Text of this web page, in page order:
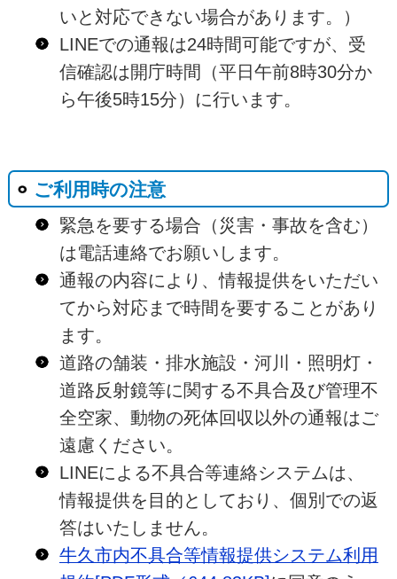
いと対応できない場合があります。）
LINEでの通報は24時間可能ですが、受
信確認は開庁時間（平日午前8時30分か
ら午後5時15分）に行います。
ご利用時の注意
緊急を要する場合（災害・事故を含む）
は電話連絡でお願いします。
通報の内容により、情報提供をいただい
てから対応まで時間を要することがあり
ます。
道路の舗装・排水施設・河川・照明灯・
道路反射鏡等に関する不具合及び管理不
全空家、動物の死体回収以外の通報はご
遠慮ください。
LINEによる不具合等連絡システムは、
情報提供を目的としており、個別での返
答はいたしません。
牛久市内不具合等情報提供システム利用